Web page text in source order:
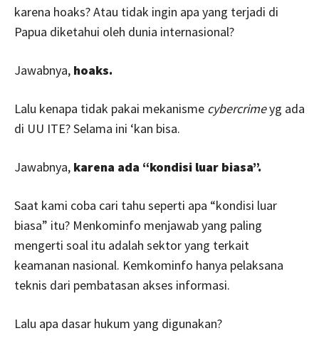
karena hoaks? Atau tidak ingin apa yang terjadi di
Papua diketahui oleh dunia internasional?
Jawabnya, hoaks.
Lalu kenapa tidak pakai mekanisme cybercrimeyg ada
di UU ITE? Selama ini ‘kan bisa.
Jawabnya, karena ada “kondisi luar biasa”.
Saat kami coba cari tahu seperti apa “kondisi luar
biasa” itu? Menkominfo menjawab yang paling
mengerti soal itu adalah sektor yang terkait
keamanan nasional. Kemkominfo hanya pelaksana
teknis dari pembatasan akses informasi.
Lalu apa dasar hukum yang digunakan?